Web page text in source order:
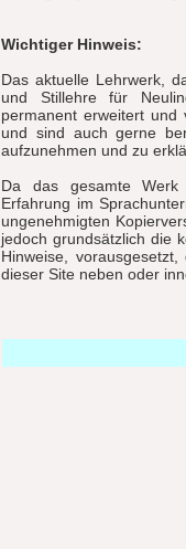
Wichtiger Hinweis:
Das aktuelle Lehrwerk,
und Stillehre für
permanent erweitert
und sind auch gerne
aufzunehmen und zu
Da das gesamte
Erfahrung im
ungenehmigten
jedoch grundsätzlich die
Hinweise,
dieser Site neben oder